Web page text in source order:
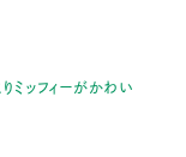
りミッフィーがかわい